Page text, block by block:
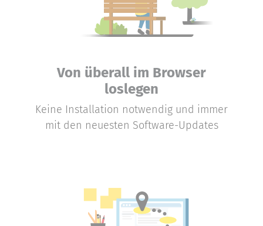
Von überall im Browser
loslegen
Keine Installation notwendig und immer
mit den neuesten Software-Updates